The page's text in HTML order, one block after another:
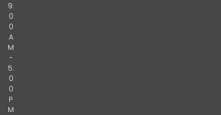
9:
0
0
A
M
-
5:
0
0
P
M